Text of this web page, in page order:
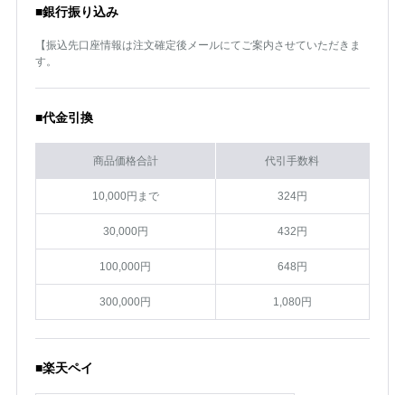
■銀行振り込み
【振込先口座情報は注文確定後メールにてご案内させていただきま
す。
■代金引換
商品価格合計 代引手数料
10,000円まで 324円
30,000円 432円
100,000円 648円
300,000円 1,080円
■楽天ペイ